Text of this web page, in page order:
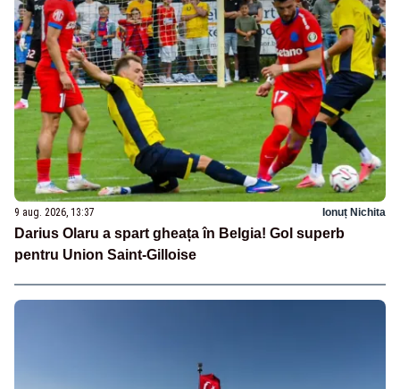
9 aug. 2026, 13:37 Ionuț Nichita
Darius Olaru a spart gheața în Belgia! Gol superb
pentru Union Saint-Gilloise